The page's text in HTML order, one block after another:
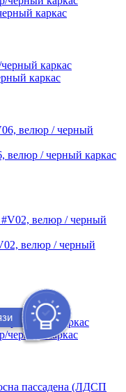
каркас
каркас
велюр / черный каркас
велюр / черный
черный каркас